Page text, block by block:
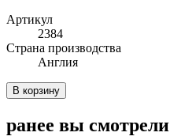
Артикул
2384
Cтрана производства
Англия
В корзину
ранее вы смотрели